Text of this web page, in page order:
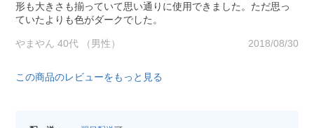
形も大きさも揃っていて思い通りに使用できました。ただ思っ
ていたよりも色がダークでした。
やまやん 40代 （男性） 2018/08/30
この商品のレビューをもっと見る